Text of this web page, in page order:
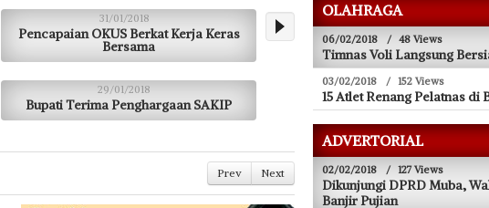
31/01/2018
Pencapaian OKUS Berkat Kerja Keras
Bersama
29/01/2018
Bupati Terima Penghargaan SAKIP
Prev Next
OLAHRAGA
06/02/2018 / 48 Views
Timnas Voli Langsung
03/02/2018 / 152 Views
15 Atlet Renang Pelatnas di
ADVERTORIAL
02/02/2018 / 127 Views
Dikunjungi DPRD Muba,
Banjir Pujian